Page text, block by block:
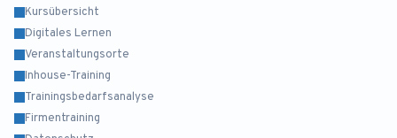
Kursübersicht
Digitales Lernen
Veranstaltungsorte
Inhouse-Training
Trainingsbedarfsanalyse
Firmentraining